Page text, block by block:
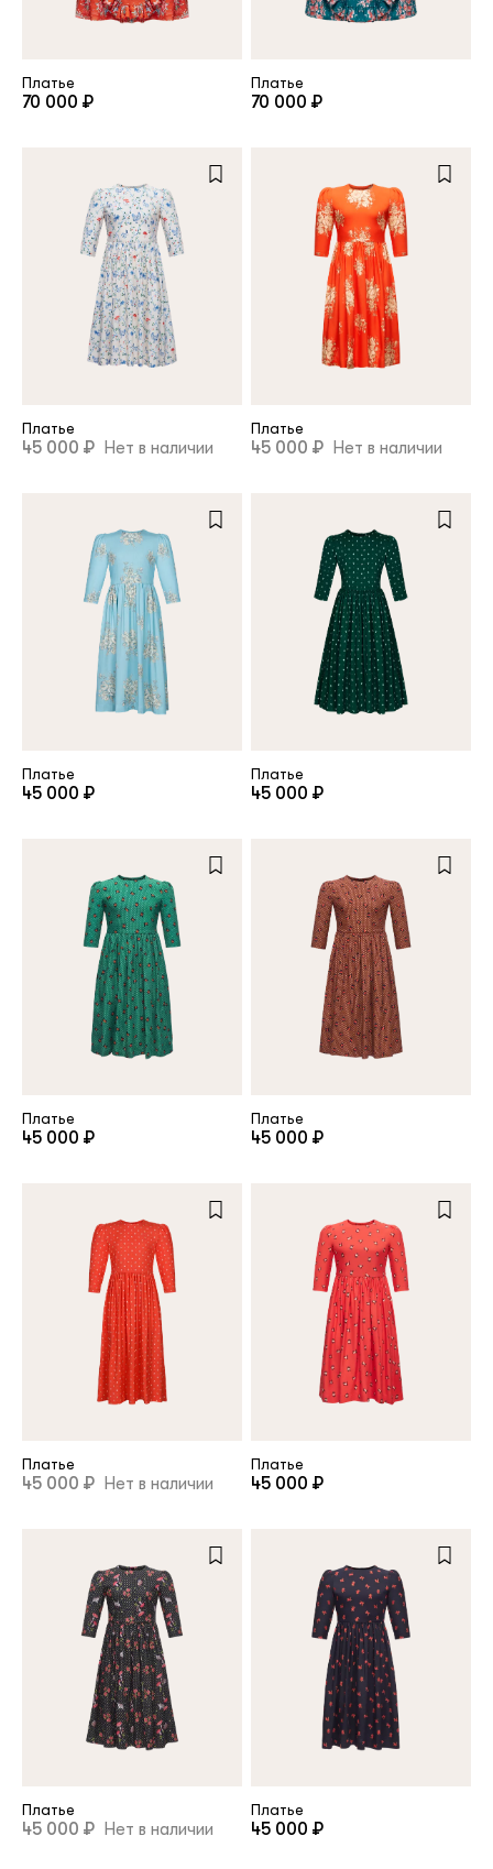
Электронная почта
Пароль
Запомнить меня
Восстановить пароль
Платье
70 000 ₽
Платье
70 000 ₽
Платье
45 000 ₽ Нет в наличии
Платье
45 000 ₽ Нет в наличии
Платье
45 000 ₽
Платье
45 000 ₽
Платье
45 000 ₽
Платье
45 000 ₽
Платье
45 000 ₽ Нет в наличии
Платье
45 000 ₽
Платье
45 000 ₽ Нет в наличии
Платье
45 000 ₽